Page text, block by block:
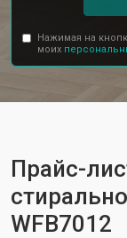
Нажимая на
моих
Прайс-
WFB7012